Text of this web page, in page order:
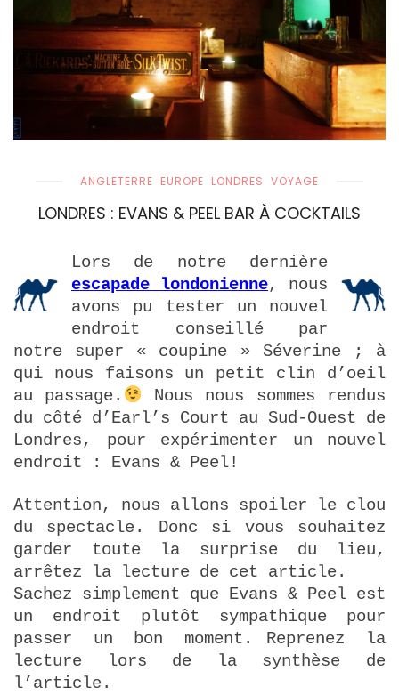
ANGLETERRE EUROPE LONDRES VOYAGE
LONDRES : EVANS & PEEL BAR À COCKTAILS
Lors de notre dernière
escapade londonienne, nous
avons pu tester un nouvel
endroit conseillé par
notre super « coupine » Séverine ; à
qui nous faisons un petit clin d’oeil
au passage.
Nous nous sommes rendus
du côté d’Earl’s Court au Sud-Ouest de
Londres, pour expérimenter un nouvel
endroit : Evans & Peel!
Attention, nous allons spoiler le clou
du spectacle. Donc si vous souhaitez
garder toute la surprise du lieu,
arrêtez la lecture de cet article.
Sachez simplement que Evans & Peel est
un endroit plutôt sympathique pour
passer un bon moment.
Reprenez la
lecture lors de la synthèse de
l’article.